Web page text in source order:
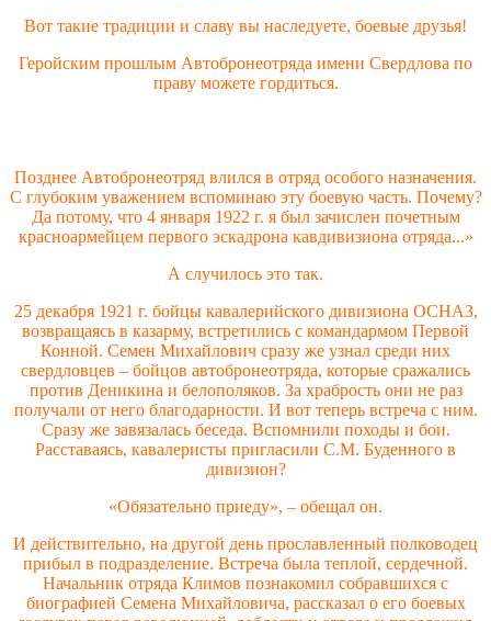
Вот такие традиции и славу вы наследуете, боевые друзья!
Геройским прошлым Автобронеотряда имени Свердлова по
праву можете гордиться.
Позднее Автобронеотряд влился в отряд особого назначения.
С глубоким уважением вспоминаю эту боевую часть. Почему?
Да потому, что 4 января 1922 г. я был зачислен почетным
красноармейцем первого эскадрона кавдивизиона отряда...»
А случилось это так.
25 декабря 1921 г. бойцы кавалерийского дивизиона ОСНАЗ,
возвращаясь в казарму, встретились с командармом Первой
Конной. Семен Михайлович сразу же узнал среди них
свердловцев – бойцов автобронеотряда, которые сражались
против Деникина и белополяков. За храбрость они не раз
получали от него благодарности. И вот теперь встреча с ним.
Сразу же завязалась беседа. Вспомнили походы и бои.
Расставаясь, кавалеристы пригласили С.М. Буденного в
дивизион?
«Обязательно приеду», – обещал он.
И действительно, на другой день прославленный полководец
прибыл в подразделение. Встреча была теплой, сердечной.
Начальник отряда Климов познакомил собравшихся с
биографией Семена Михайловича, рассказал о его боевых